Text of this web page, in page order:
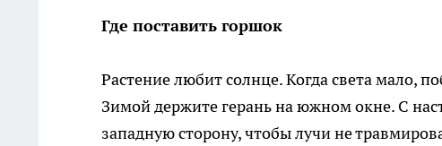
Где поставить горшок
Растение любит солнце. Когда света мало,
Зимой держите герань на южном окне. С
западную сторону, чтобы лучи не